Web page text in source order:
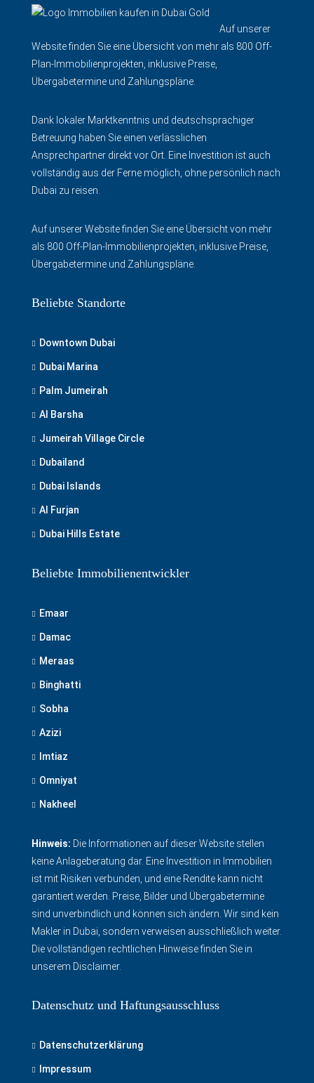
Auf unserer
Website finden Sie eine Übersicht von mehr als 800 Off-
Plan-Immobilienprojekten, inklusive Preise,
Übergabetermine und Zahlungspläne.
Dank lokaler Marktkenntnis und deutschsprachiger
Betreuung haben Sie einen verlässlichen
Ansprechpartner direkt vor Ort. Eine Investition ist auch
vollständig aus der Ferne möglich, ohne persönlich nach
Dubai zu reisen.
Auf unserer Website finden Sie eine Übersicht von mehr
als 800 Off-Plan-Immobilienprojekten, inklusive Preise,
Übergabetermine und Zahlungspläne.
Beliebte Standorte
Downtown Dubai
Dubai Marina
Palm Jumeirah
Al Barsha
Jumeirah Village Circle
Dubailand
Dubai Islands
Al Furjan
Dubai Hills Estate
Beliebte Immobilienentwickler
Emaar
Damac
Meraas
Binghatti
Sobha
Azizi
Imtiaz
Omniyat
Nakheel
Hinweis: Die Informationen auf dieser Website stellen
keine Anlageberatung dar. Eine Investition in Immobilien
ist mit Risiken verbunden, und eine Rendite kann nicht
garantiert werden. Preise, Bilder und Übergabetermine
sind unverbindlich und können sich ändern. Wir sind kein
Makler in Dubai, sondern verweisen ausschließlich weiter.
Die vollständigen rechtlichen Hinweise finden Sie in
unserem Disclaimer.
Datenschutz und Haftungsausschluss
Datenschutzerklärung
Impressum